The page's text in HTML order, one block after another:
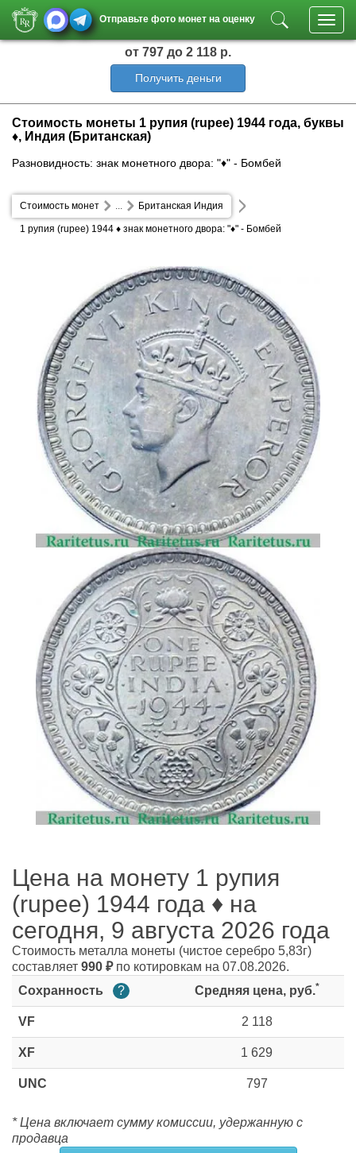
Отправьте фото монет на оценку
от 797 до 2 118 р.
Получить деньги
Стоимость монеты 1 рупия (rupee) 1944 года, буквы
♦, Индия (Британская)
Разновидность: знак монетного двора: "♦" - Бомбей
Стоимость монет Британская Индия
...
1 рупия (rupee) 1944 ♦ знак монетного двора: "♦" - Бомбей
Цена на монету 1 рупия
(rupee) 1944 года ♦ на
сегодня, 9 августа 2026 года
Стоимость металла монеты (чистое серебро 5,83г)
составляет 990 ₽по котировкам на 07.08.2026.
Сохранность
? Средняя цена, руб.*
VF 2 118
XF 1 629
UNC 797
* Цена включает сумму комиссии, удержанную с
продавца